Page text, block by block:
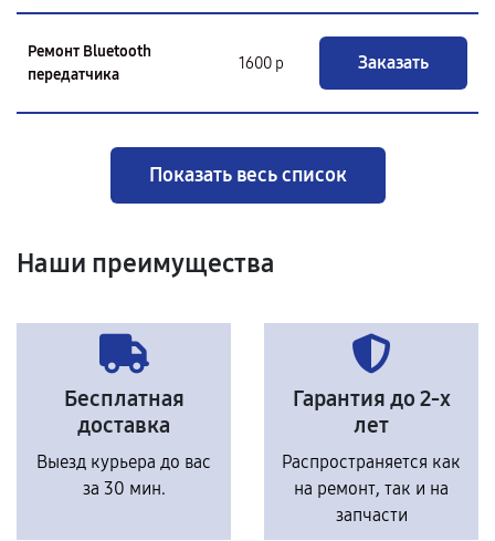
Ремонт Bluetooth
передатчика
1600 р Заказать
Показать весь список
Наши преимущества
Бесплатная
доставка
Выезд курьера до вас
за 30 мин.
Гарантия до 2-х
лет
Распространяется как
на ремонт, так и на
запчасти